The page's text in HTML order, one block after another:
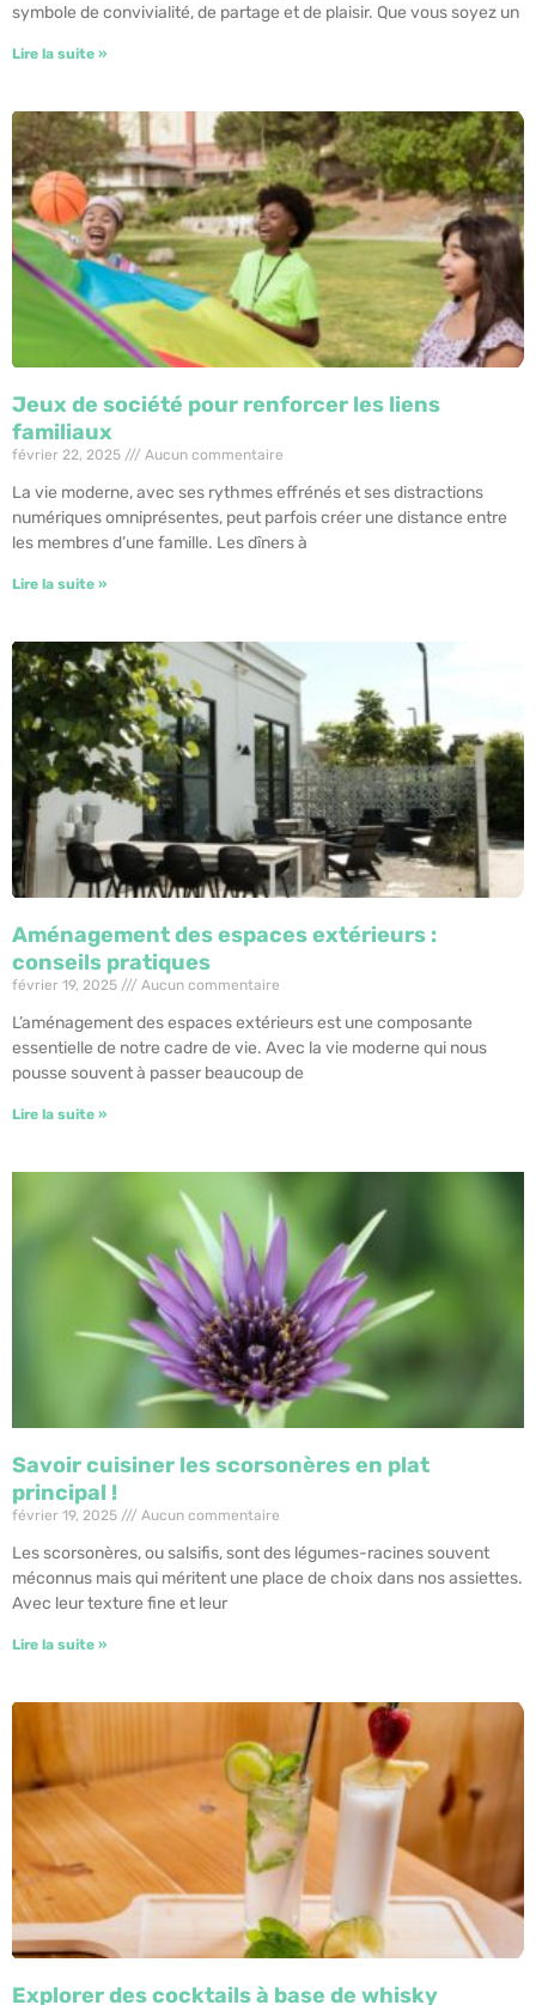
symbole de convivialité, de partage et de plaisir. Que vous soyez un
Lire la suite »
Jeux de société pour renforcer les liens
familiaux
février 22, 2025 Aucun commentaire
La vie moderne, avec ses rythmes effrénés et ses distractions
numériques omniprésentes, peut parfois créer une distance entre
les membres d’une famille. Les dîners à
Lire la suite »
Aménagement des espaces extérieurs :
conseils pratiques
février 19, 2025 Aucun commentaire
L’aménagement des espaces extérieurs est une composante
essentielle de notre cadre de vie. Avec la vie moderne qui nous
pousse souvent à passer beaucoup de
Lire la suite »
Savoir cuisiner les scorsonères en plat
principal !
février 19, 2025 Aucun commentaire
Les scorsonères, ou salsifis, sont des légumes-racines souvent
méconnus mais qui méritent une place de choix dans nos assiettes.
Avec leur texture fine et leur
Lire la suite »
Explorer des cocktails à base de whisky